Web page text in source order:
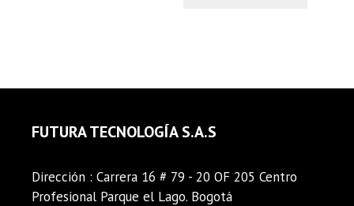
FUTURA TECNOLOGÍA S.A.S
Dirección : Carrera 16 # 79 - 20 OF 205 Centro
Profesional Parque el Lago. Bogotá